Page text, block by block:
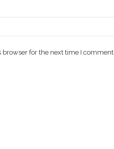
for the next time I comment.